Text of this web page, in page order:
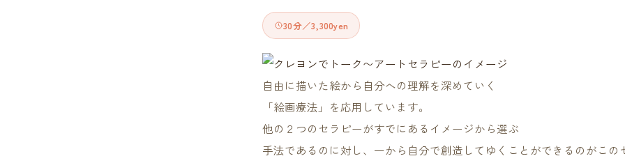
30分／3,300yen
自由に描いた絵から自分への理解を深めていく
「絵画療法」を応用しています。
他の２つのセラピーがすでにあるイメージから選ぶ
手法であるのに対し、一から自分で創造してゆくことができるのがこの